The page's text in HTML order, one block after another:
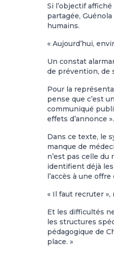
Si l’objectif
partagée,
humains.
« Aujourd’hui,
Un constat
de prévention, de
Pour la
pense que c’est
communiqué
effets d’annonce ».
Dans ce texte, le
manque de
n’est pas celle
identifient déjà
l’accès à une
« Il faut recruter »,
Et les difficultés
les structures
pédagogique de
place. »